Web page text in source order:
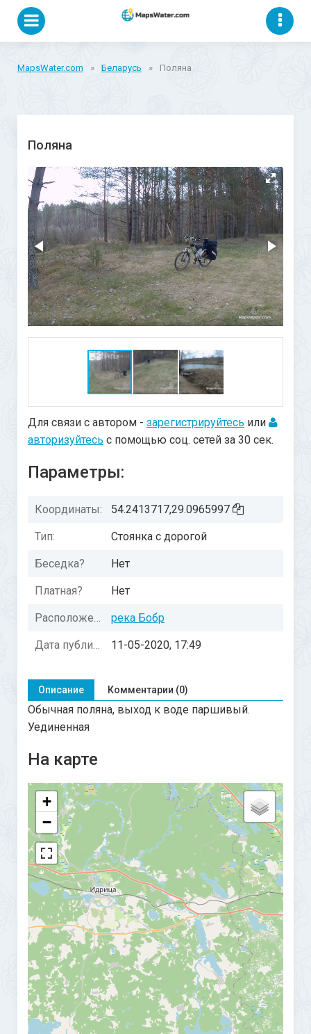
MapsWater.com » Беларусь » Поляна
Поляна
Для связи с автором - зарегистрируйтесь или
авторизуйтесь с помощью соц. сетей за 30 сек.
Параметры:
Координаты: 54.2413717,29.0965997
Тип: Стоянка с дорогой
Беседка? Нет
Платная? Нет
Расположение: река Бобр
Дата публикации: 11-05-2020, 17:49
Описание Комментарии (0)
Обычная поляна, выход к воде паршивый.
Уединенная
На карте
+
−